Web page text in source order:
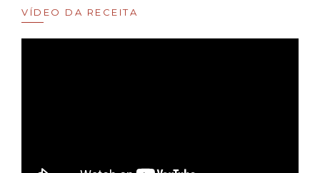
VÍDEO DA RECEITA